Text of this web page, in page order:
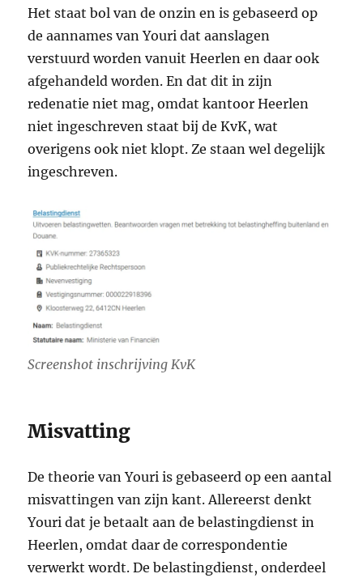
Het staat bol van de onzin en is gebaseerd op
de aannames van Youri dat aanslagen
verstuurd worden vanuit Heerlen en daar ook
afgehandeld worden. En dat dit in zijn
redenatie niet mag, omdat kantoor Heerlen
niet ingeschreven staat bij de KvK, wat
overigens ook niet klopt. Ze staan wel degelijk
ingeschreven.
Screenshot inschrijving KvK
Misvatting
De theorie van Youri is gebaseerd op een aantal
misvattingen van zijn kant. Allereerst denkt
Youri dat je betaalt aan de belastingdienst in
Heerlen, omdat daar de correspondentie
verwerkt wordt. De belastingdienst, onderdeel